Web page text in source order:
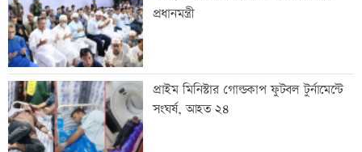
প্রধানমন্ত্রী
প্রাইম মিনিস্টার গোল্ডকাপ ফুটবল টুর্নামেন্টে
সংঘর্ষ, আহত ২৪